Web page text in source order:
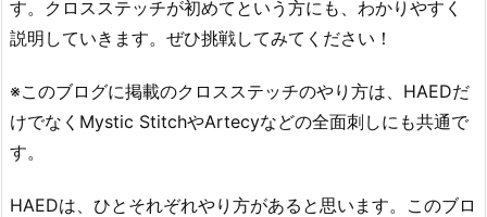
す。クロスステッチが初めてという方にも、わかりやすく
説明していきます。ぜひ挑戦してみてください！
※このブログに掲載のクロスステッチのやり方は、HAEDだ
けでなくMystic StitchやArtecyなどの全面刺しにも共通で
す。
HAEDは、ひとそれぞれやり方があると思います。このブロ